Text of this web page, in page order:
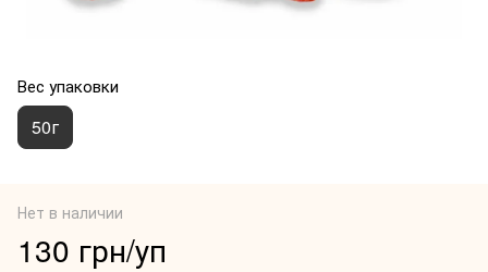
Вес упаковки
50г
Нет в наличии
130 грн/уп